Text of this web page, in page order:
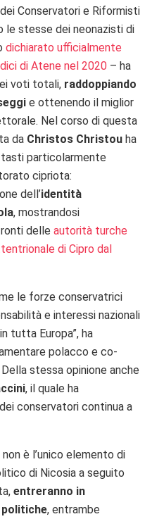
Conservatori e Riformisti
le stesse dei neonazisti di
dichiarato ufficialmente
di Atene nel 2020 – ha
voti totali, raddoppiando
e ottenendo il miglior
Nel corso di questa
da Christos Christou ha
particolarmente
cipriota:
dell’identità
, mostrandosi
delle autorità turche
di Cipro dal
le forze conservatrici
e interessi nazionali
tutta Europa”, ha
polacco e co-
Della stessa opinione anche
, il quale ha
conservatori continua a
è l’unico elemento di
di Nicosia a seguito
entreranno in
, entrambe